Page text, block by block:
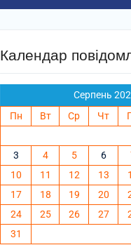
Календар
Серпень
Пн
Вт Ср Чт
3
4 5 6
10
11 12 13
17
18 19 20
24
25 26 27
31